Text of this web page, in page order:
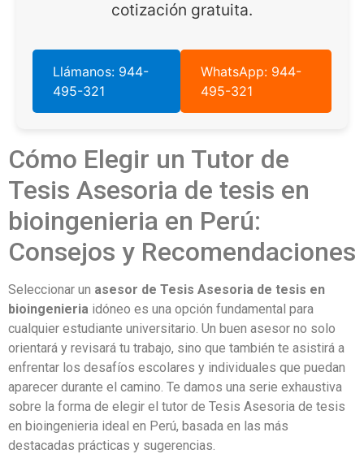
cotización gratuita.
Llámanos: 944-
495-321
WhatsApp: 944-
495-321
Cómo Elegir un Tutor de
Tesis Asesoria de tesis en
bioingenieria en Perú:
Consejos y Recomendaciones
Seleccionar un asesor de Tesis Asesoria de tesis en
bioingenieria idóneo es una opción fundamental para
cualquier estudiante universitario. Un buen asesor no solo
orientará y revisará tu trabajo, sino que también te asistirá a
enfrentar los desafíos escolares y individuales que puedan
aparecer durante el camino. Te damos una serie exhaustiva
sobre la forma de elegir el tutor de Tesis Asesoria de tesis
en bioingenieria ideal en Perú, basada en las más
destacadas prácticas y sugerencias.